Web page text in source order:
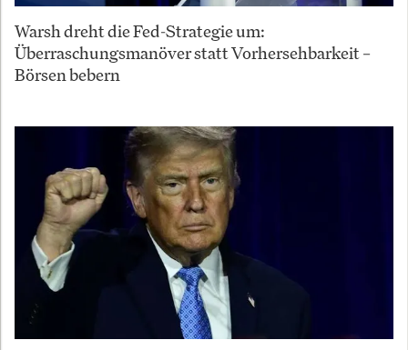
Warsh dreht die Fed-Strategie um:
Überraschungsmanöver statt Vorhersehbarkeit –
Börsen bebern